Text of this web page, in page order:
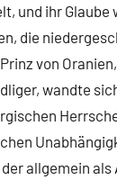
und ihr Glaube
die
von
wandte
allgemein